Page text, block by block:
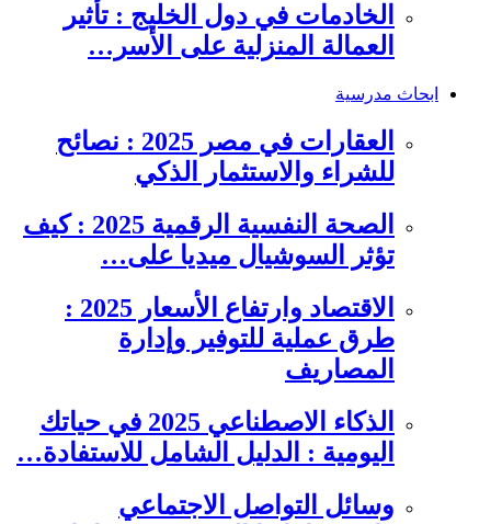
الخادمات في دول الخليج : تأثير
العمالة المنزلية على الأسر…
ابحاث مدرسية
العقارات في مصر 2025 : نصائح
للشراء والاستثمار الذكي
الصحة النفسية الرقمية 2025 : كيف
تؤثر السوشيال ميديا على…
الاقتصاد وارتفاع الأسعار 2025 :
طرق عملية للتوفير وإدارة
المصاريف
الذكاء الاصطناعي 2025 في حياتك
اليومية : الدليل الشامل للاستفادة…
وسائل التواصل الاجتماعي